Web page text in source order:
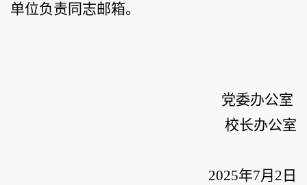
单位负责同志邮箱。
党委办公室
校长办公室
2025年7月 2 日